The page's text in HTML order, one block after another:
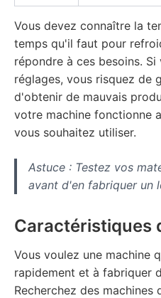
Vous devez connaître la
temps qu'il faut pour
répondre à ces besoins.
réglages, vous risquez de
d'obtenir de mauvais
votre machine fonctionne
vous souhaitez utiliser.
Astuce : Testez vos
avant d'en fabriquer un
Caractéristiques
Vous voulez une machine
rapidement et à fabriquer
Recherchez des machines